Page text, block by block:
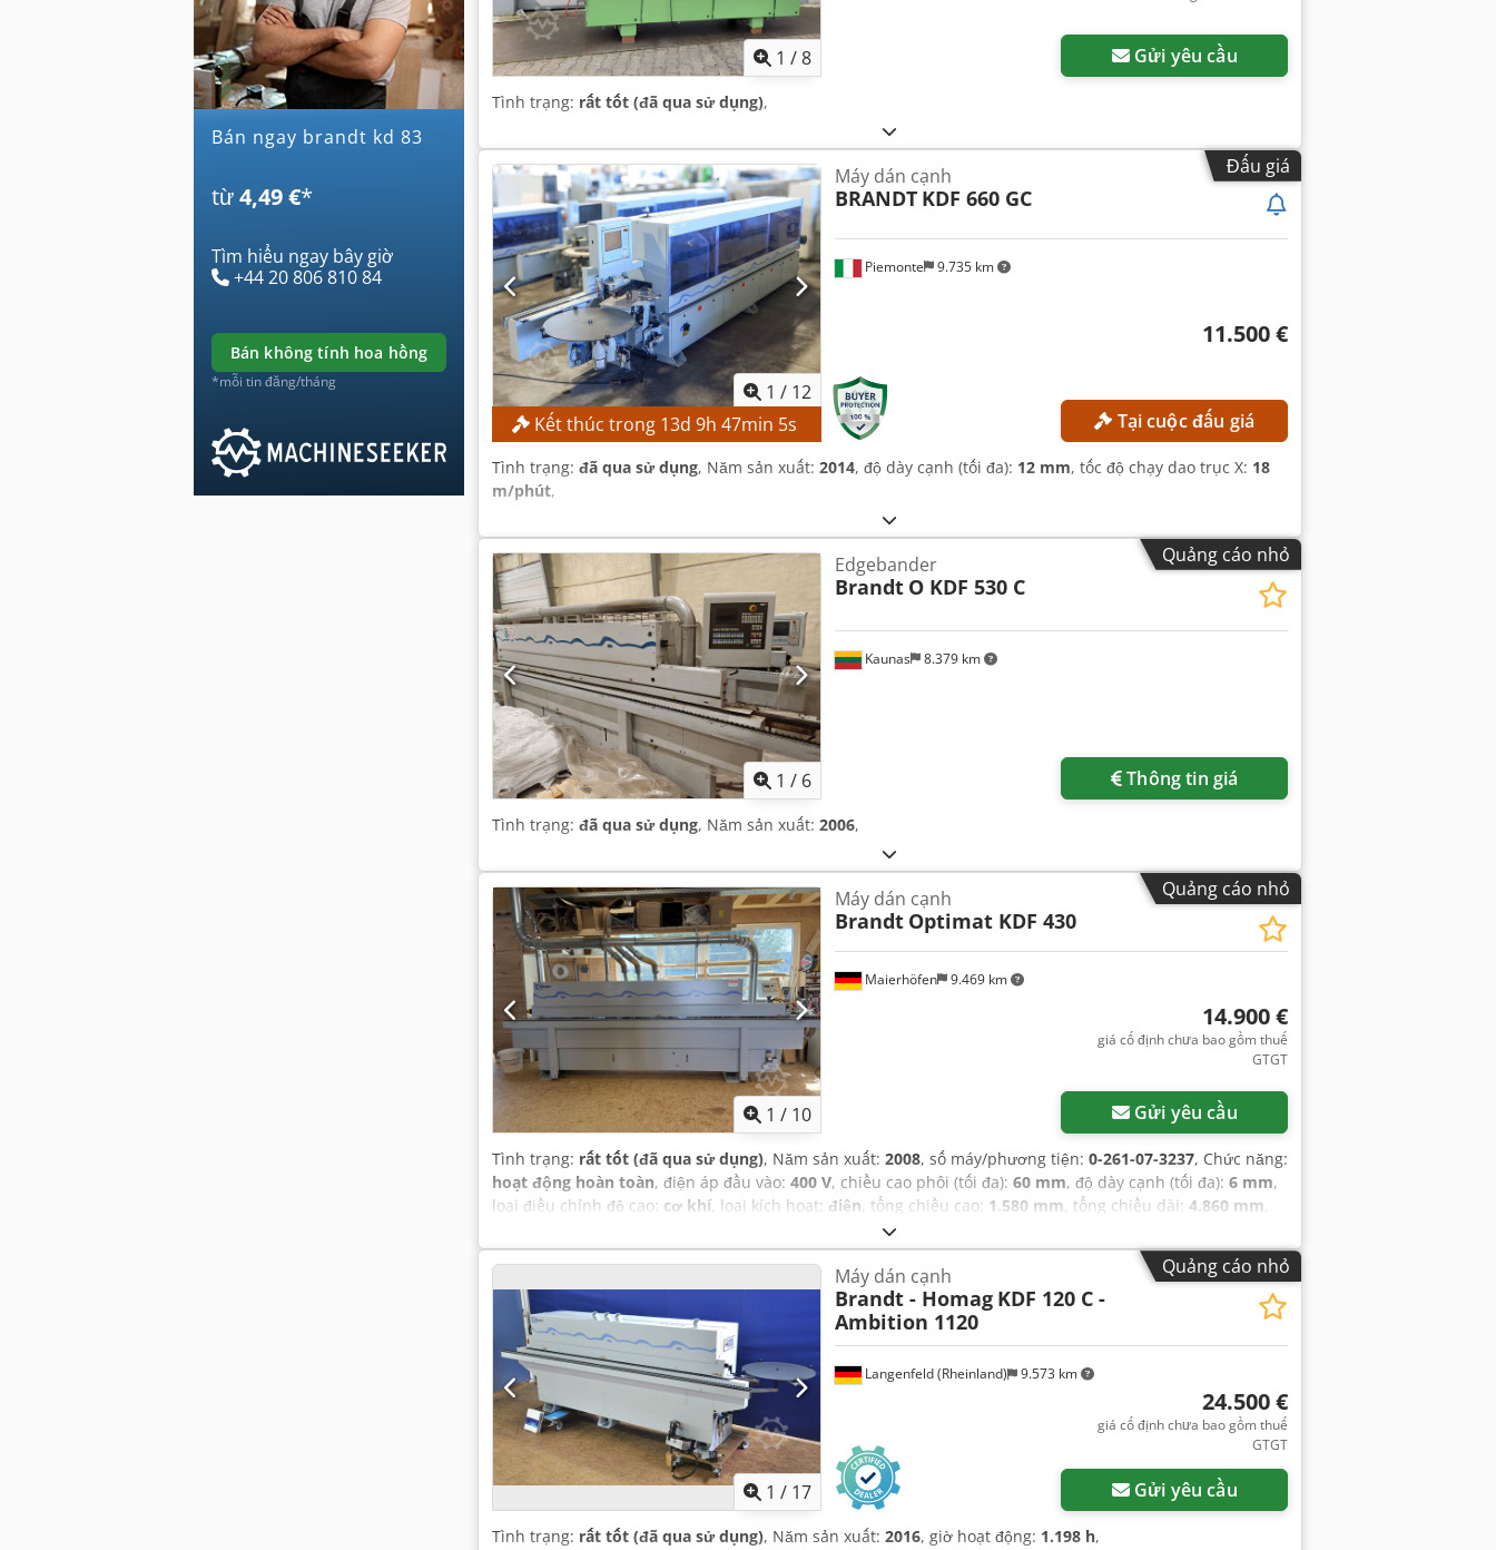
Bán ngay brandt kd 83
từ4,49 €*
Tìm hiểu ngay bây giờ
+44 20 806 810 84
bán không tính hoa hồng
*mỗi tin đăng/tháng
1 /8 Gửi yêu cầu
Tình trạng: rất tốt (đã qua sử dụng),
Đấu giá
1 / 12
Kết thúc trong 13d 9h 47min 4s
Piemonte 9.735 km
Máy dán cạnh
BRANDT KDF 660 GC
11.500 €
Tại cuộc đấu giá
Tình trạng: đã qua sử dụng, Năm sản xuất: 2014, độ dày cạnh (tối đa): 12 mm, tốc độ chạy dao trục X: 18
m/phút,
Quảng cáo nhỏ
1 / 6
Kaunas 8.379 km
Edgebander
Brandt O KDF 530 C
Thông tin giá
Tình trạng: đã qua sử dụng, Năm sản xuất: 2006,
Quảng cáo nhỏ
1 / 10
Maierhöfen 9.469 km
Máy dán cạnh
Brandt Optimat KDF 430
14.900 €
giá cố định chưa bao gồm thuế
GTGT
Gửi yêu cầu
Tình trạng: rất tốt (đã qua sử dụng), Năm sản xuất: 2008, số máy/phương tiện: 0-261-07-3237, Chức năng:
hoạt động hoàn toàn, điện áp đầu vào: 400 V, chiều cao phôi (tối đa): 60 mm, độ dày cạnh (tối đa): 6 mm,
loại điều chỉnh độ cao: cơ khí, loại kích hoạt: điện, tổng chiều cao: 1.580 mm, tổng chiều dài: 4.860 mm,
1.630 kg
Quảng cáo nhỏ
1 / 17
Langenfeld (Rheinland) 9.573 km
Máy dán cạnh
Brandt - Homag KDF 120 C -
Ambition 1120
24.500 €
giá cố định chưa bao gồm thuế
GTGT
Gửi yêu cầu
Tình trạng: rất tốt (đã qua sử dụng), Năm sản xuất: 2016, giờ hoạt động: 1.198 h,